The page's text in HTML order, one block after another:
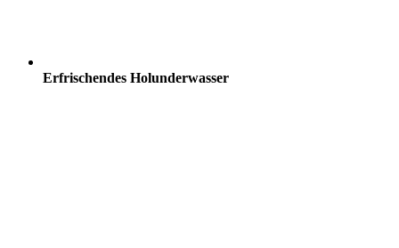
Erfrischendes Holunderwasser